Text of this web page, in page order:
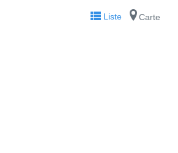
Liste Carte